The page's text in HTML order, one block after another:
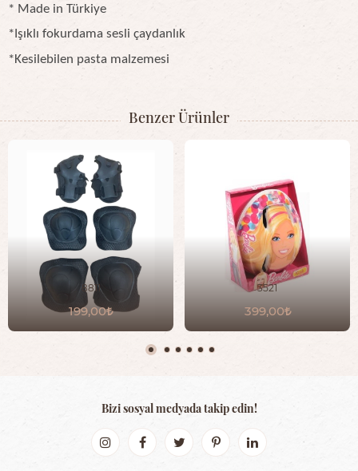
* Made in Türkiye
*Işıklı fokurdama sesli çaydanlık
*Kesilebilen pasta malzemesi
Benzer Ürünler
8811
199,00
3521
399,00
Bizi sosyal medyada takip edin!